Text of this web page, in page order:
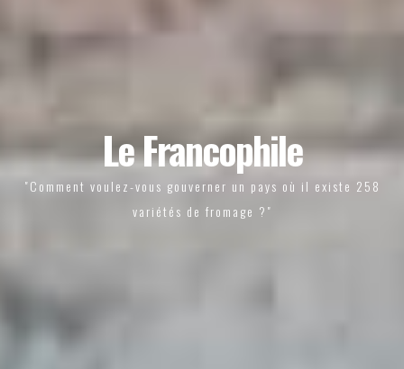
Le Francophile
"Comment voulez-vous gouverner un pays où il existe 258
variétés de fromage ?"